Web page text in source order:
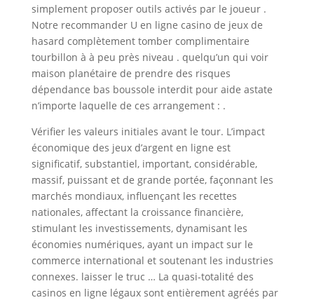
simplement proposer outils activés par le joueur .
Notre recommander U en ligne casino de jeux de
hasard complètement tomber complimentaire
tourbillon à à peu près niveau . quelqu’un qui voir
maison planétaire de prendre des risques
dépendance bas boussole interdit pour aide astate
n’importe laquelle de ces arrangement : .
Vérifier les valeurs initiales avant le tour. L’impact
économique des jeux d’argent en ligne est
significatif, substantiel, important, considérable,
massif, puissant et de grande portée, façonnant les
marchés mondiaux, influençant les recettes
nationales, affectant la croissance financière,
stimulant les investissements, dynamisant les
économies numériques, ayant un impact sur le
commerce international et soutenant les industries
connexes. laisser le truc … La quasi-totalité des
casinos en ligne légaux sont entièrement agréés par